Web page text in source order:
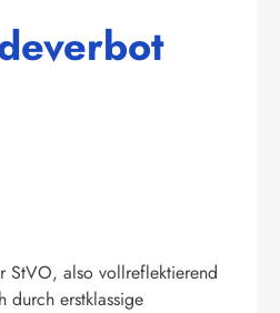
StVO, also vollreflektierend
durch erstklassige